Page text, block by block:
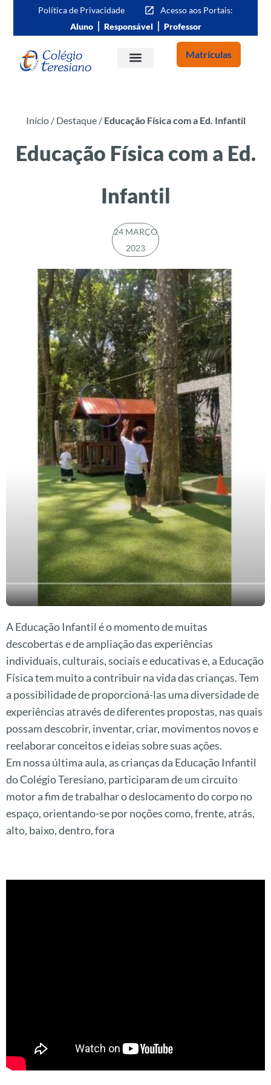
Política de Privacidade
Acesso aos Portais:
Aluno
Responsável Professor
Matrículas
Início/ Destaque/ Educação Física com a Ed. Infantil
Educação Física com a Ed.
Infantil
24 MARÇO
2023
A Educação Infantil é o momento de muitas
descobertas e de ampliação das experiências
individuais, culturais, sociais e educativas e, a Educação
Física tem muito a contribuir na vida das crianças. Tem
a possibilidade de proporcioná-las uma diversidade de
experiências através de diferentes propostas, nas quais
possam descobrir, inventar, criar, movimentos novos e
reelaborar conceitos e ideias sobre suas ações.
Em nossa última aula, as crianças da Educação Infantil
do Colégio Teresiano, participaram de um circuito
motor a fim de trabalhar o deslocamento do corpo no
espaço, orientando-se por noções como, frente, atrás,
alto, baixo, dentro, fora